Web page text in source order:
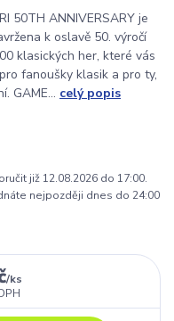
50TH ANNIVERSARY je
k oslavě 50. výročí
klasických her, které vás
fanoušky klasik a pro ty,
GAME... celý popis
již 12.08.2026 do 17:00.
nejpozději dnes do 24:00
/ks